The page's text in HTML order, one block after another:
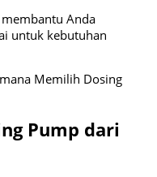
Anda
untuk kebutuhan
Memilih Dosing
Pump dari